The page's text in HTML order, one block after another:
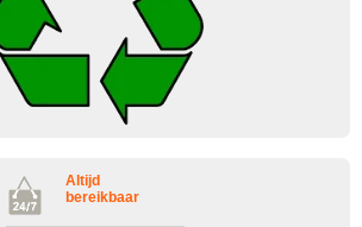
Altijd
bereikbaar